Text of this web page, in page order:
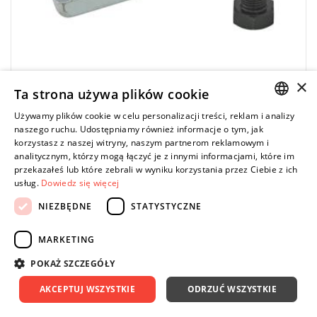
STAHLWILLE
11701 - Uniwersalny ściągacz do przegubów
kulowych, 12 - 50 mm, 71070001
Price tax included
566,65 zł
677,00 zł
DO KOSZYKA
Ocynkowane
do wybijania sworzni kulistych w pojazdach
-16%
ENGLISH
×
Ta strona używa plików cookie
Używamy plików cookie w celu personalizacji treści, reklam i analizy
naszego ruchu. Udostępniamy również informacje o tym, jak
korzystasz z naszej witryny, naszym partnerom reklamowym i
analitycznym, którzy mogą łączyć je z innymi informacjami, które im
przekazałeś lub które zebrali w wyniku korzystania przez Ciebie z ich
usług. Dowiedz się więcej
NIEZBĘDNE
STATYSTYCZNE
MARKETING
POKAŻ SZCZEGÓŁY
AKCEPTUJ WSZYSTKIE ODRZUĆ WSZYSTKIE